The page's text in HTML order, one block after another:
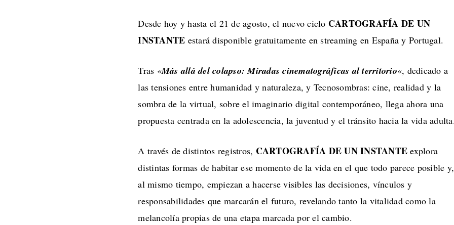
Desde hoy y hasta el 21 de agosto, el nuevo ciclo CARTOGRAFÍA DE UN
INSTANTE estará disponible gratuitamente en streaming en España y Portugal.
Tras «Más allá del colapso: Miradas cinematográficas al territorio«, dedicado a
las tensiones entre humanidad y naturaleza, y Tecnosombras: cine, realidad y la
sombra de la virtual, sobre el imaginario digital contemporáneo, llega ahora una
propuesta centrada en la adolescencia, la juventud y el tránsito hacia la vida
A través de distintos registros, CARTOGRAFÍA DE UN INSTANTE explora
distintas formas de habitar ese momento de la vida en el que todo parece posible y,
al mismo tiempo, empiezan a hacerse visibles las decisiones, vínculos y
responsabilidades que marcarán el futuro, revelando tanto la vitalidad como la
melancolía propias de una etapa marcada por el cambio.